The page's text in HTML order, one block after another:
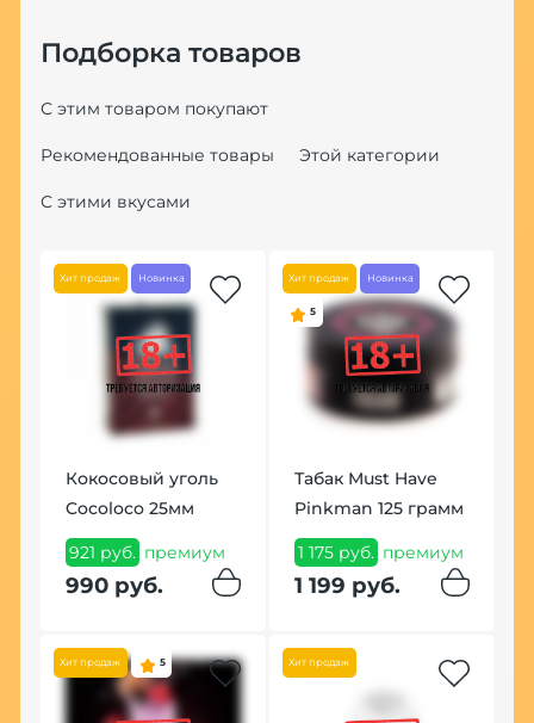
Подборка товаров
С этим товаром покупают
Рекомендованные товары Этой категории
С этими вкусами
Хит продаж Новинка
Кокосовый уголь
Cocoloco 25мм
921 руб. премиум
990 руб.
Хит продаж Новинка
5
Табак Must Have
Pinkman 125 грамм
1 175 руб. премиум
1 199 руб.
Хит продаж 5 Хит продаж